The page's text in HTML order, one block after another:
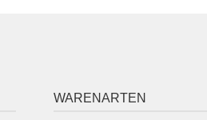
WARENARTEN